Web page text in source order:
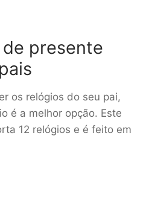
presente
os relógios do seu pai,
é a melhor opção. Este
12 relógios e é feito em